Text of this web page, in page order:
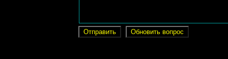
Обновить вопрос
Отправить